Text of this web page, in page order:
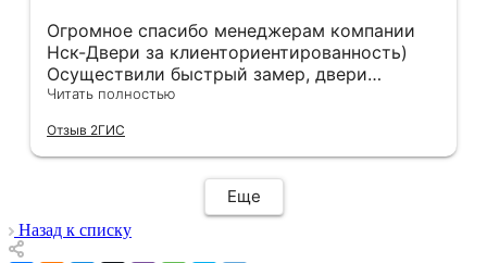
Огромное спасибо менеджерам компании
Нск-Двери за клиенториентированность)
Осуществили быстрый замер, двери
оказались в наличии. По доставке
компанию, где я могу указать удобный для
меня интервал времени, а не ждать весь
день🙏 Не могу не отметить качественный
монтаж дверей, спасибо мастеру Антону за
его труд!!!
Читать полностью
Отзыв 2ГИС
Еще
Назад к списку